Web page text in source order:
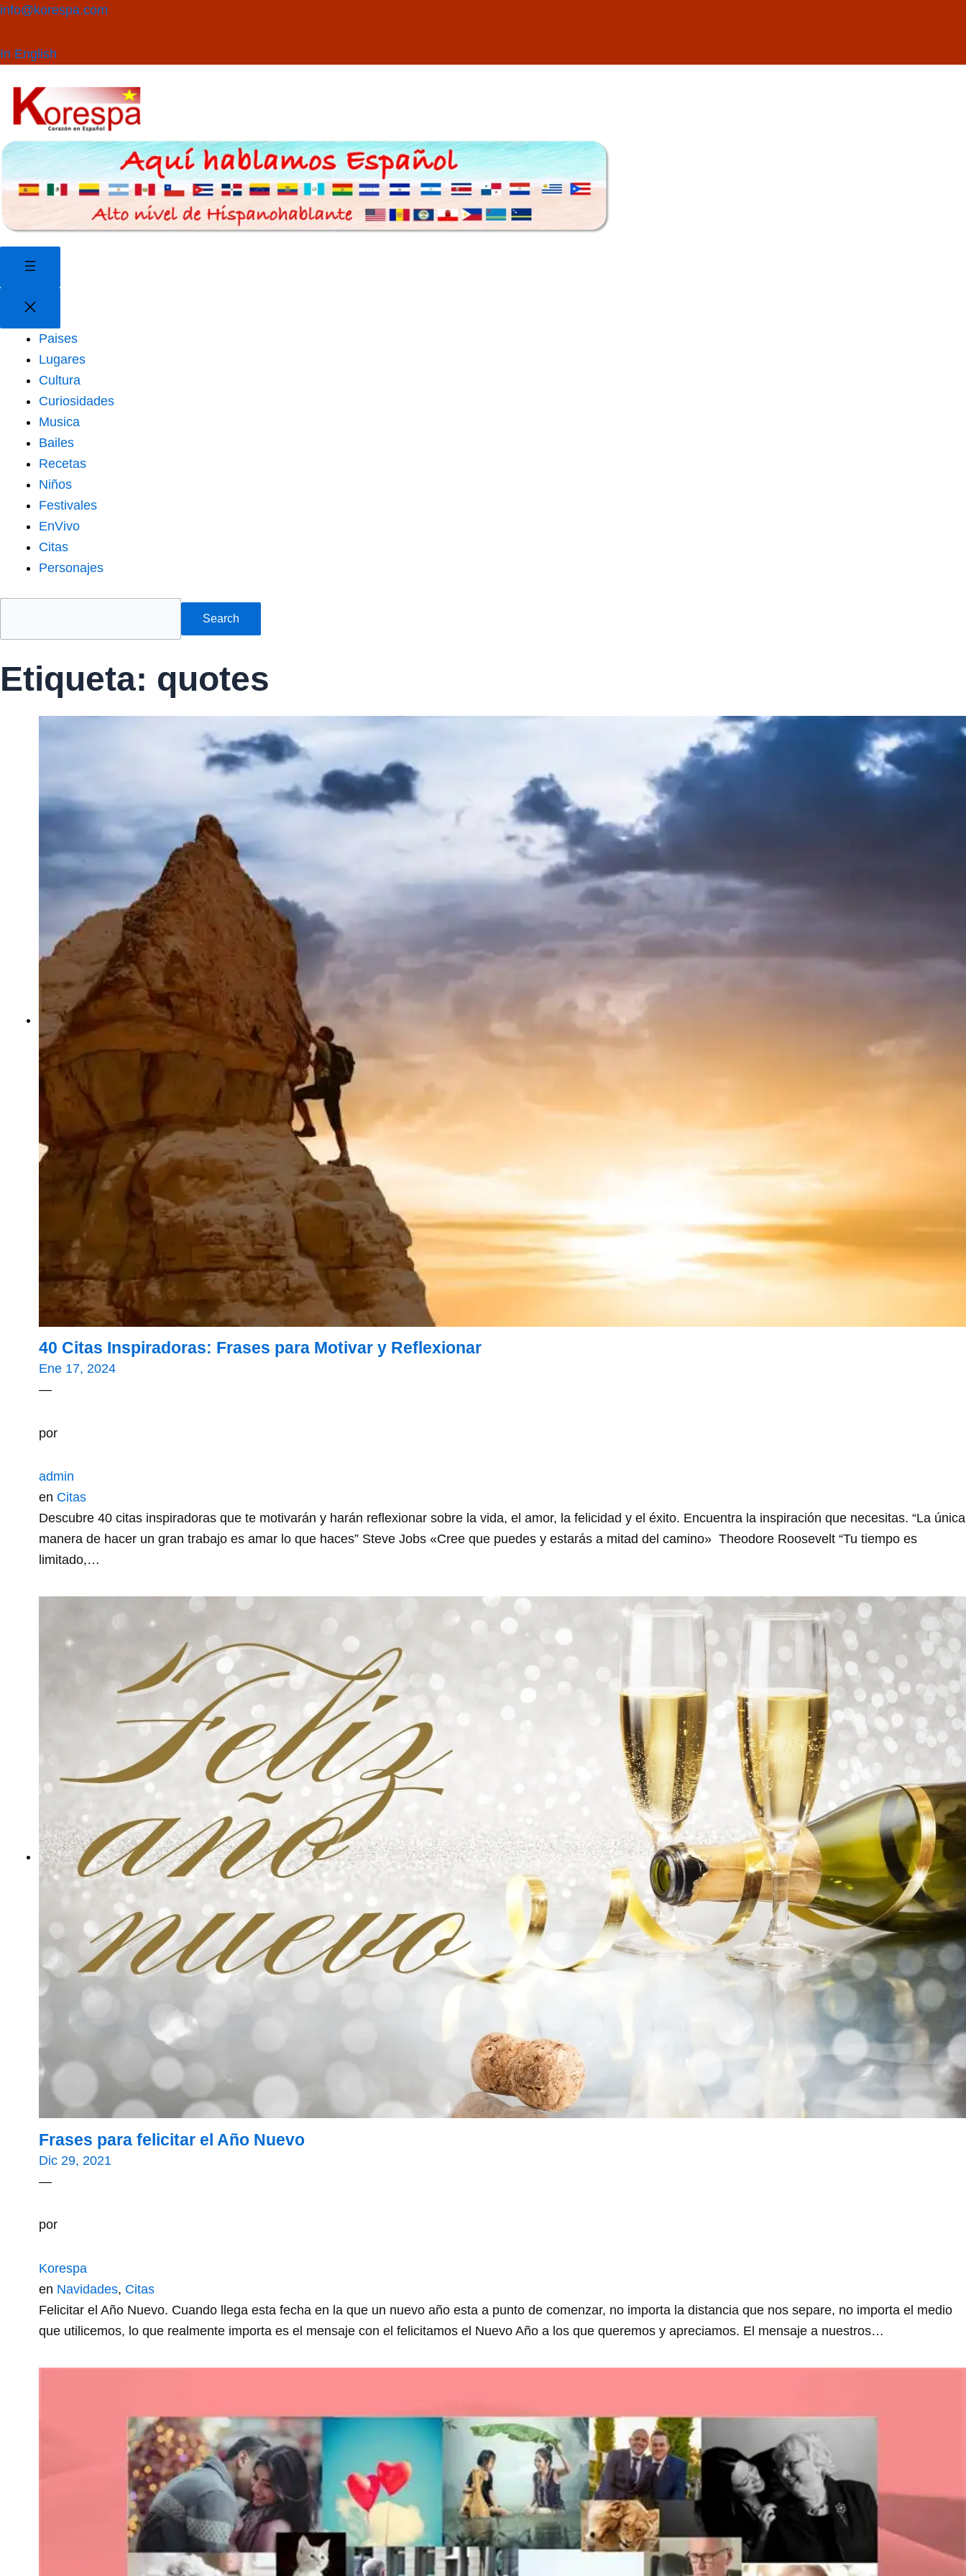
Saltar
contenido
info@korespa.com
In English
Paises
Lugares
Cultura
Curiosidades
Musica
Bailes
Recetas
Niños
Festivales
EnVivo
Citas
Personajes
Buscar
Search
Etiqueta: quotes
40 Citas Inspiradoras: Frases para Motivar y Reflexionar
Ene 17, 2024
—
por
admin
en Citas
Descubre 40 citas inspiradoras que te motivarán y harán reflexionar sobre la vida, el amor, la felicidad y el éxito. Encuentra la inspiración que necesitas. “La única
manera de hacer un gran trabajo es amar lo que haces” Steve Jobs «Cree que puedes y estarás a mitad del camino» Theodore Roosevelt “Tu tiempo es
limitado,…
Frases para felicitar el Año Nuevo
Dic 29, 2021
—
por
Korespa
en Navidades, Citas
Felicitar el Año Nuevo. Cuando llega esta fecha en la que un nuevo año esta a punto de comenzar, no importa la distancia que nos separe, no importa el medio
que utilicemos, lo que realmente importa es el mensaje con el felicitamos el Nuevo Año a los que queremos y apreciamos. El mensaje a nuestros…